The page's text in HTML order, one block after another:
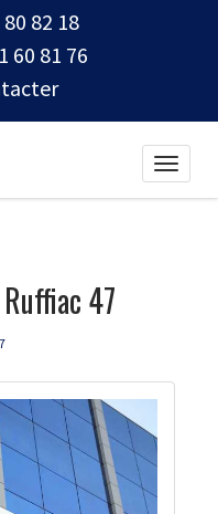
82 18
60 81 76
Toggle
47